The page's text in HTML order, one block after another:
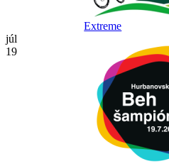
Extreme
júl
19